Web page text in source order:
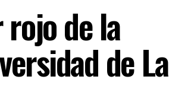
de la
de La